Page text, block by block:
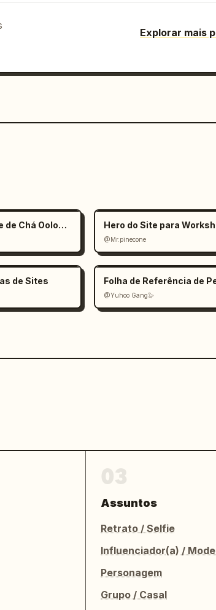
Explorar mais
Página de Detalhes de E-commerce de Chá Oolong Estilo Zen
@Mr.pinecone
de Sites Folha de Referência de
@Yuhoo Gang🦭
Assuntos
Retrato / Selfie
Influenciador(a) /
Personagem
Grupo / Casal